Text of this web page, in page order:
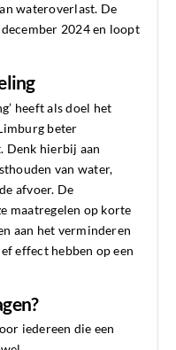
wateroverlast. De
2024 en loopt
heeft als doel het
beter
Denk hierbij aan
van water,
afvoer. De
maatregelen op korte
aan het verminderen
effect hebben op een
iedereen die een